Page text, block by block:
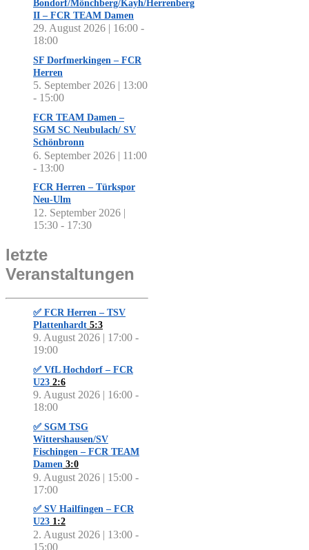
Bondorf/Mönchberg/Kayh/Herrenberg
II – FCR TEAM Damen
29. August 2026 | 16:00 -
18:00
SF Dorfmerkingen – FCR
Herren
5. September 2026 | 13:00
- 15:00
FCR TEAM Damen –
SGM SC Neubulach/ SV
Schönbronn
6. September 2026 | 11:00
- 13:00
FCR Herren – Türkspor
Neu-Ulm
12. September 2026 |
15:30 - 17:30
letzte
Veranstaltungen
✅ FCR Herren – TSV
Plattenhardt 5:3
9. August 2026 | 17:00 -
19:00
✅ VfL Hochdorf – FCR
U23 2:6
9. August 2026 | 16:00 -
18:00
✅ SGM TSG
Wittershausen/SV
Fischingen – FCR TEAM
Damen 3:0
9. August 2026 | 15:00 -
17:00
✅ SV Hailfingen – FCR
U23 1:2
2. August 2026 | 13:00 -
15:00